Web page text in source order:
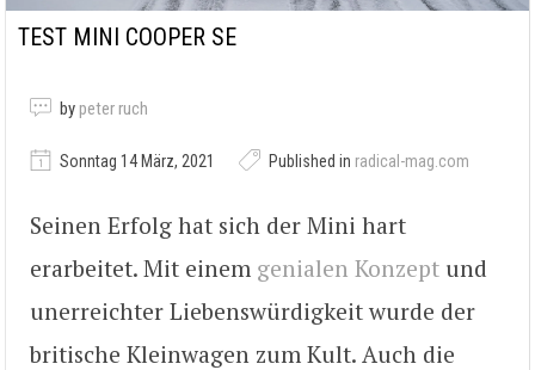
TEST MINI COOPER SE
by peter ruch
Sonntag 14 März, 2021 Published in radical-mag.com
Seinen Erfolg hat sich der Mini hart
erarbeitet. Mit einem genialen Konzept und
unerreichter Liebenswürdigkeit wurde der
britische Kleinwagen zum Kult. Auch die